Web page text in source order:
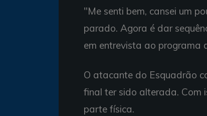
"Me senti bem, cansei um
parado. Agora é dar
em entrevista ao programa
O atacante do Esquadrão
final ter sido alterada. Com
parte física.